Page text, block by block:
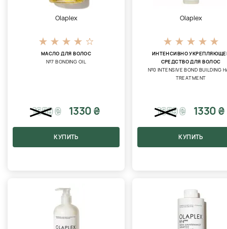
Olaplex
МАСЛО ДЛЯ ВОЛОС
№7 BONDING OIL
1659₴ 1330 ₴
КУПИТЬ
Olaplex
ИНТЕНСИВНО
СРЕДСТВО ДЛЯ ВОЛОС
№0 INTENSIVE BOND BUILDING
TREATMENT
1659₴ 1330 ₴
КУПИТЬ